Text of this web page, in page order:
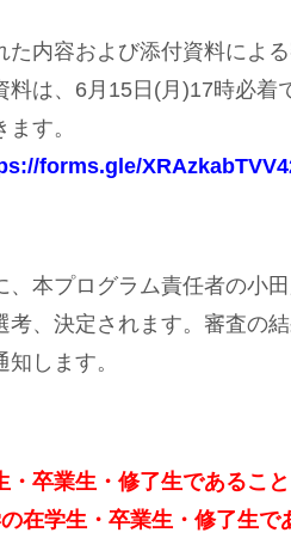
た内容および添付資料によ
は、 6月 15 日 (月 )17時必着
す。
forms.gle/
、本プログラム責任者の小
、決定されます。審査の結
します。
・卒業生・修了生であるこ
在学生・卒業生・修了生で